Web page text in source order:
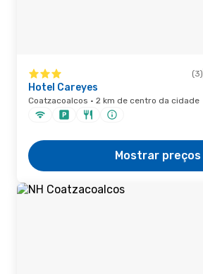
(3)
Hotel Careyes
Coatzacoalcos · 2 km de centro da cidade
Mostrar preços